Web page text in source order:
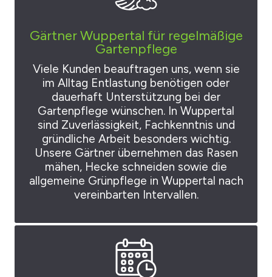
Gärtner Wuppertal für regelmäßige
Gartenpflege
Viele Kunden beauftragen uns, wenn sie
im Alltag Entlastung benötigen oder
dauerhaft Unterstützung bei der
Gartenpflege wünschen. In Wuppertal
sind Zuverlässigkeit, Fachkenntnis und
gründliche Arbeit besonders wichtig.
Unsere Gärtner übernehmen das Rasen
mähen, Hecke schneiden sowie die
allgemeine Grünpflege in Wuppertal nach
vereinbarten Intervallen.